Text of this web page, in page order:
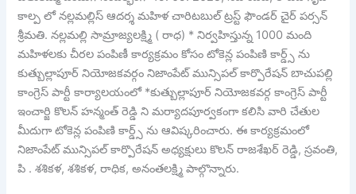
కాల్ప లో నల్లమల్లిస్ ఆదర్శ మహిళ చారిటబుల్ ట్రస్ట్ ఫౌండర్ చైర్ పర్సన్
శ్రీమతి. నల్లమల్లి సామ్రాజ్యలక్ష్మి ( రాధ) * నిర్వహిస్తున్న 1000 మంది
మహిళలకు చీరల పంపిణీ కార్యక్రమం కోసం టోకెన్ల పంపిణి కార్డ్స్ ను
కుత్బుల్లాపూర్ నియోజకవర్గం నిజాంపేట్ మున్సిపల్ కార్పొరేషన్ బాచుపల్లి
కాంగ్రెస్ పార్టీ కార్యాలయంలో *కుత్బుల్లాపూర్ నియోజకవర్గ కాంగ్రెస్ పార్టీ
ఇంచార్జి కొలన్ హన్మంత్ రెడ్డి ని మర్యాదపూర్వకంగా కలిసి వారి చేతుల
మీదుగా టోకెన్ల పంపిణి కార్డ్స్ ను ఆవిష్కరించారు. ఈ కార్యక్రమంలో
నిజాంపేట్ మున్సిపల్ కార్పొరేషన్ అధ్యక్షులు కొలన్ రాజశేఖర్ రెడ్డి, స్రవంతి,
పి . శశికళ, శశికళ, రాధిక, అనంతలక్ష్మి పాల్గొన్నారు.